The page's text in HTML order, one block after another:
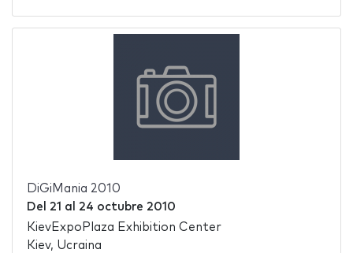
DiGiMania 2010
Del 21 al 24 octubre 2010
KievExpoPlaza Exhibition Center
Kiev, Ucraina